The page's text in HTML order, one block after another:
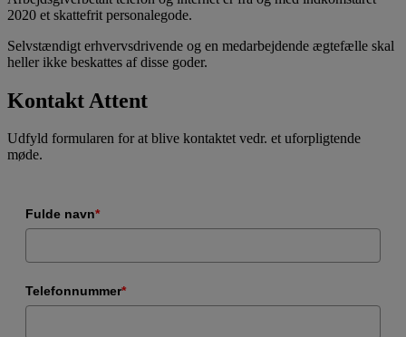
2020 et skattefrit personalegode.
Selvstændigt erhvervsdrivende og en medarbejdende ægtefælle skal
heller ikke beskattes af disse goder.
Kontakt Attent
Udfyld formularen for at blive kontaktet vedr. et uforpligtende
møde.
Fulde navn*
Telefonnummer*